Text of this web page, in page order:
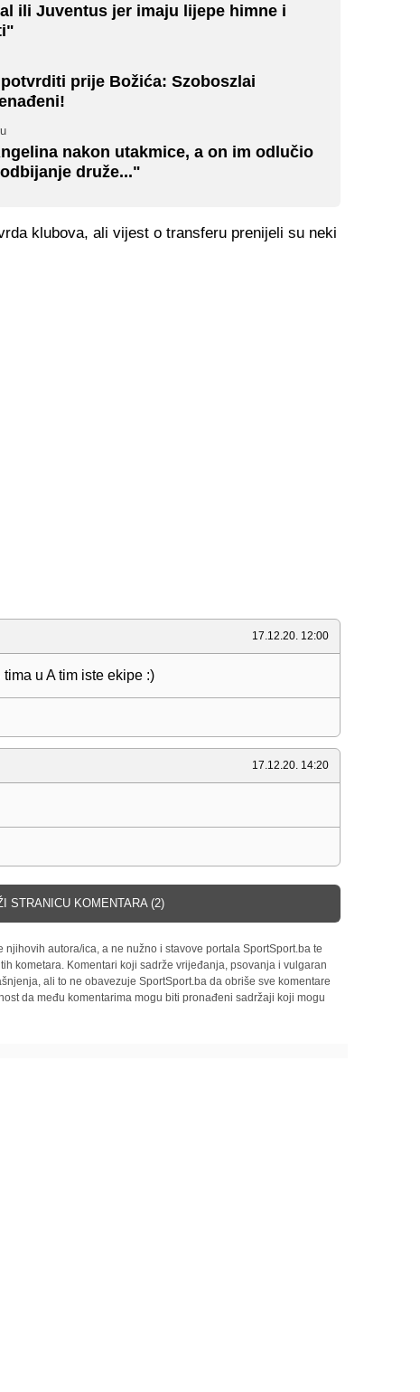
ili Juventus jer imaju lijepe himne i
prije Božića: Szoboszlai
nakon utakmice, a on im odlučio
druže..."
klubova, ali vijest o transferu prenijeli su neki
17.12.20. 12:00
u A tim iste ekipe :)
17.12.20. 14:20
STRANICU KOMENTARA (2)
njihovih autora/ica, a ne nužno i stavove portala SportSport.ba te
kometara. Komentari koji sadrže vrijeđanja, psovanja i vulgaran
ali to ne obavezuje SportSport.ba da obriše sve komentare
da među komentarima mogu biti pronađeni sadržaji koji mogu